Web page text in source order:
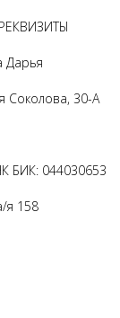
Дарья
Соколова, 30-А
БИК: 044030653
я 158